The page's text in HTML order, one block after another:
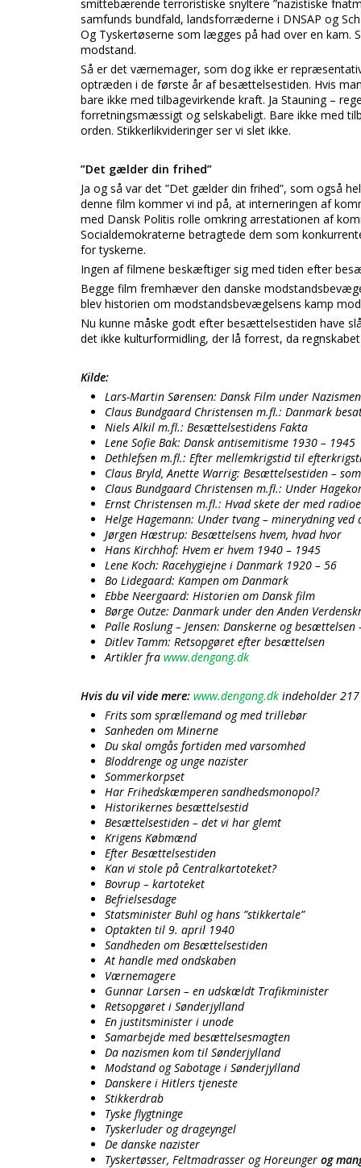
smittebærende terroristiske snyltere ”nazistiske
samfunds bundfald, landsforræderne i DNSAP og
Og Tyskertøserne som lægges på had over en kam.
modstand.
Så er det værnemager, som dog ikke er
optræden i de første år af besættelsestiden. Hvis
bare ikke med tilbagevirkende kraft. Ja Stauning –
forretningsmæssigt og selskabeligt. Bare ikke med
orden. Stikkerlikvideringer ser vi slet ikke.
”Det gælder din frihed”
Ja og så var det ”Det gælder din frihed”, som også
denne film kommer vi ind på, at interneringen af
med Dansk Politis rolle omkring arrestationen af
Socialdemokraterne betragtede dem som
for tyskerne.
Ingen af filmene beskæftiger sig med tiden efter
Begge film fremhæver den danske
blev historien om modstandsbevægelsens kamp
Nu kunne måske godt efter besættelsestiden have
det ikke kulturformidling, der lå forrest, da
Kilde:
Lars-Martin Sørensen: Dansk Film under Nazismen
Claus Bundgaard Christensen m.fl.: Danmark
Niels Alkil m.fl.: Besættelsestidens Fakta
Lene Sofie Bak: Dansk antisemitisme 1930 – 1945
Dethlefsen m.fl.: Efter mellemkrigstid til
Claus Bryld, Anette Warrig: Besættelsestiden –
Claus Bundgaard Christensen m.fl.: Under
Ernst Christensen m.fl.: Hvad skete der med
Helge Hagemann: Under tvang – minerydning ved
Jørgen Hæstrup: Besættelsens hvem, hvad hvor
Hans Kirchhof: Hvem er hvem 1940 – 1945
Lene Koch: Racehygiejne i Danmark 1920 – 56
Bo Lidegaard: Kampen om Danmark
Ebbe Neergaard: Historien om Dansk film
Børge Outze: Danmark under den Anden
Palle Roslung – Jensen: Danskerne og
Ditlev Tamm: Retsopgøret efter besættelsen
Artikler fra www.dengang.dk
Hvis du vil vide mere: www.dengang.dk indeholder
Frits som sprællemand og med trillebør
Sanheden om Minerne
Du skal omgås fortiden med varsomhed
Bloddrenge og unge nazister
Sommerkorpset
Har Frihedskæmperen sandhedsmonopol?
Historikernes besættelsestid
Besættelsestiden – det vi har glemt
Krigens Købmænd
Efter Besættelsestiden
Kan vi stole på Centralkartoteket?
Bovrup – kartoteket
Befrielsesdage
Statsminister Buhl og hans ”stikkertale”
Optakten til 9. april 1940
Sandheden om Besættelsestiden
At handle med ondskaben
Værnemagere
Gunnar Larsen – en udskældt Trafikminister
Retsopgøret i Sønderjylland
En justitsminister i unode
Samarbejde med besættelsesmagten
Da nazismen kom til Sønderjylland
Modstand og Sabotage i Sønderjylland
Danskere i Hitlers tjeneste
Stikkerdrab
Tyske flygtninge
Tyskerluder og drageyngel
De danske nazister
Tyskertøsser, Feltmadrasser og Horeunger og